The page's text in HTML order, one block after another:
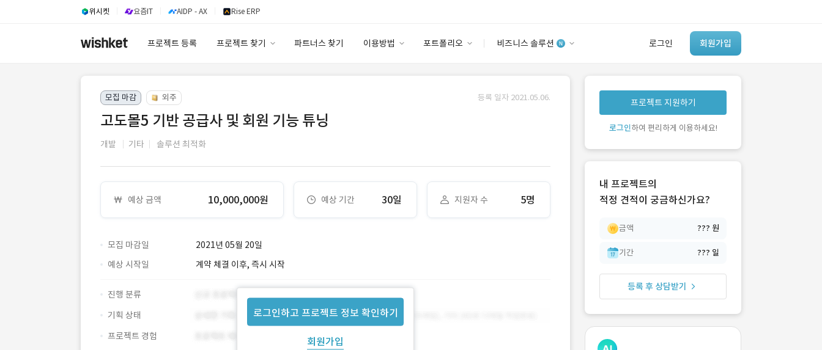
위시켓 요즘IT AIDP - AX Rise ERP
프로젝트 등록 프로젝트 찾기 파트너스 찾기 이용방법 포트폴리오 비즈니스 솔루션 로그인 회원가입
안심 코드 케어
유사사례 검색 AI
‘이런 거’ 만들어본
개발 회사 있어?
모집 마감 외주 등록 일자 2021.05.06.
고도몰5 기반 공급사 및 회원 기능 튜닝
개발 기타 솔루션 최적화
예상 금액 10,000,000원 예상 기간 30일 지원자 수 5명
모집 마감일 2021년 05월 20일
로그인하고 프로젝트 정보 확인하기
회원가입
예상 시작일 계약 체결 이후, 즉시 시작
진행 분류
기획 상태
프로젝트 경험
프로젝트 지원하기
로그인하여 편리하게 이용하세요!
내 프로젝트의
적정 견적이 궁금하신가요?
금액 ??? 원
기간 ??? 일
등록 후 상담받기